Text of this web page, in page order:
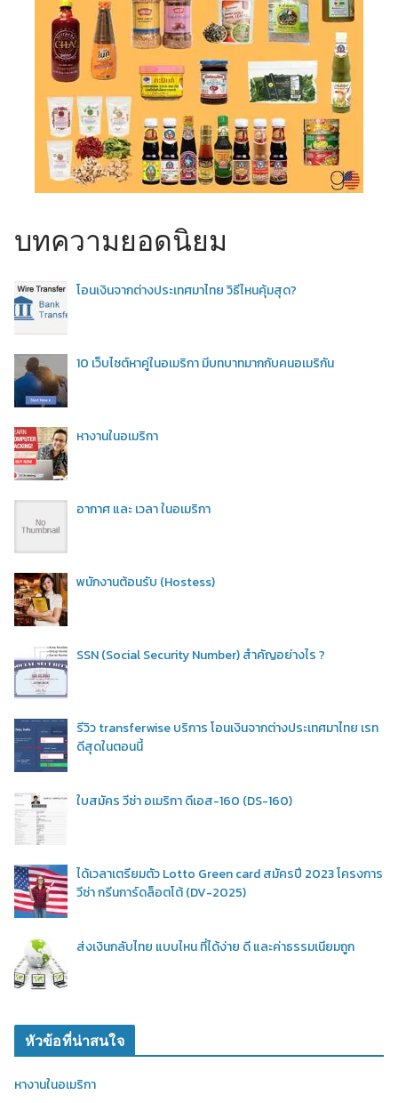
บทความยอดนิยม
โอนเงินจากต่างประเทศมาไทย วิธีไหนคุ้มสุด?
10 เว็บไซต์หาคู่ในอเมริกา มีบทบาทมากกับคนอเมริกัน
หางานในอเมริกา
อากาศ และ เวลา ในอเมริกา
พนักงานต้อนรับ (Hostess)
SSN (Social Security Number) สำคัญอย่างไร ?
รีวิว transferwise บริการ โอนเงินจากต่างประเทศมาไทย เรท
ดีสุดในตอนนี้
ใบสมัคร วีซ่า อเมริกา ดีเอส-160 (DS-160)
ได้เวลาเตรียมตัว Lotto Green card สมัครปี 2023 โครงการ
วีซ่า กรีนการ์ดล็อตโต้ (DV-2025)
ส่งเงินกลับไทย แบบไหน ที่ได้ง่าย ดี และค่าธรรมเนียมถูก
หัวข้อที่น่าสนใจ
หางานในอเมริกา